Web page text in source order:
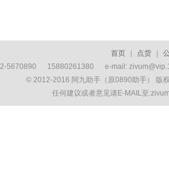
首页 点货
5670890 15880261380 e-mail:
© 2012-2016 阿九助手（原0890助手） 版
任何建议或者意见请E-MAIL至